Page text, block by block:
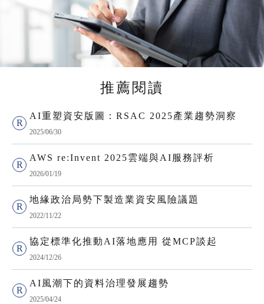
推薦閱讀
AI重塑資安版圖：RSAC 2025產業趨勢洞察
2025/06/30
AWS re:Invent 2025雲端與AI服務評析
2026/01/19
地緣政治局勢下製造業資安風險議題
2022/11/22
協定標準化推動AI落地應用 從MCP談起
2024/12/26
AI風潮下的資料治理發展趨勢
2025/04/24